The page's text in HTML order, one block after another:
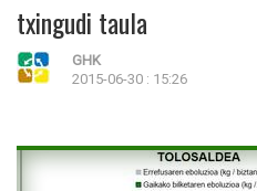
txingudi taula
GHK
2015-06-30 : 15:26